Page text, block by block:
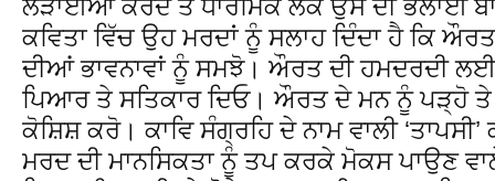
ਲੜਾਈਆਂ ਕਰਦੈ ਤੇ ਧਾਰਮਿਕ ਲੋਕ ਉਸ ਦੀ ਭਲਾਈ
ਕਵਿਤਾ ਵਿੱਚ ਉਹ ਮਰਦਾਂ ਨੂੰ ਸਲਾਹ ਦਿੰਦਾ ਹੈ ਕਿ
ਦੀਆਂ ਭਾਵਨਾਵਾਂ ਨੂੰ ਸਮਝੋ। ਔਰਤ ਦੀ ਹਮਦਰਦੀ ਲਈ
ਪਿਆਰ ਤੇ ਸਤਿਕਾਰ ਦਿਓ। ਔਰਤ ਦੇ ਮਨ ਨੂੰ ਪੜ੍ਹੋ ਤੇ
ਕੋਸ਼ਿਸ਼ ਕਰੋ। ਕਾਵਿ ਸੰਗ੍ਰਹਿ ਦੇ ਨਾਮ ਵਾਲੀ ‘ਤਾਪਸੀ’
ਮਰਦ ਦੀ ਮਾਨਸਿਕਤਾ ਨੂੰ ਤਪ ਕਰਕੇ ਮੋਕਸ ਪਾਉਣ